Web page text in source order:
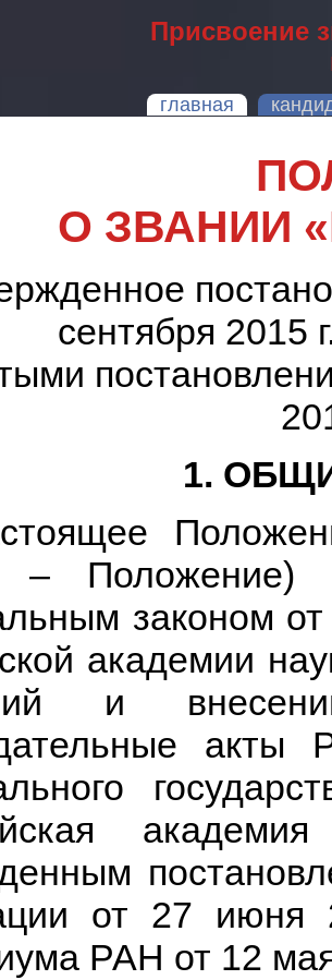
Присвоение
главная
О ЗВАНИИ
сентября 2015
1.
– Положение)
законом
академии
и
акты
от 27 июня
РАН от 12